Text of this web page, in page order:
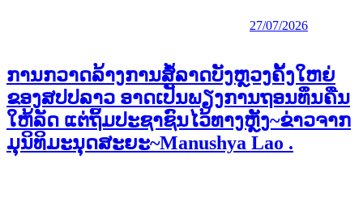
27/07/2026
ການກວາດລ້າງການສໍ້ລາດບັງຫຼວງຄັ້ງໃຫຍ່
ຂອງສປປລາວ ອາດເປັນພຽງການຖອນທຶນຄືນ
ໃຫ້ລັດ ແຕ່ຖິ້ມປະຊາຊົນໄວ້ທາງຫຼັງ~ຂ່າວຈາກ
ມຸນິທິມະນຸດສະຍະ~Manushya Lao .